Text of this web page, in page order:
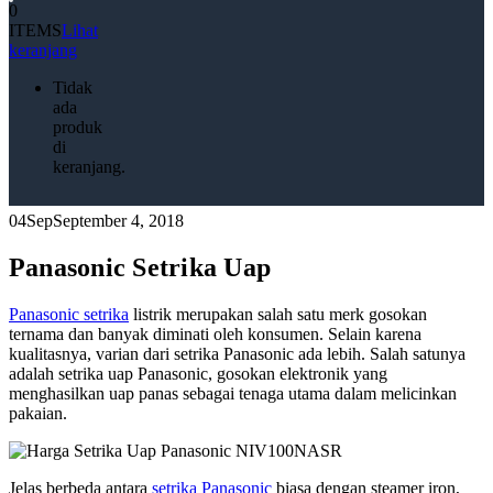
0
ITEMSLihat
keranjang
Tidak
ada
produk
di
keranjang.
04SepSeptember 4, 2018
Panasonic Setrika Uap
Panasonic setrika listrik merupakan salah satu merk gosokan
ternama dan banyak diminati oleh konsumen. Selain karena
kualitasnya, varian dari setrika Panasonic ada lebih. Salah satunya
adalah setrika uap Panasonic, gosokan elektronik yang
menghasilkan uap panas sebagai tenaga utama dalam melicinkan
pakaian.
Jelas berbeda antara setrika Panasonic biasa dengan steamer iron,